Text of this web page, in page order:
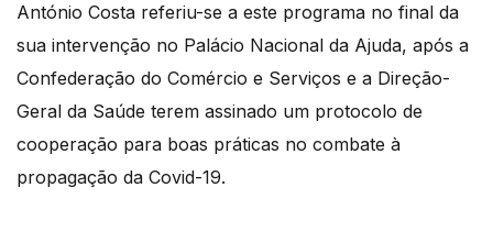
António Costa referiu-se a este programa no final da
sua intervenção no Palácio Nacional da Ajuda, após a
Confederação do Comércio e Serviços e a Direção-
Geral da Saúde terem assinado um protocolo de
cooperação para boas práticas no combate à
propagação da Covid-19.